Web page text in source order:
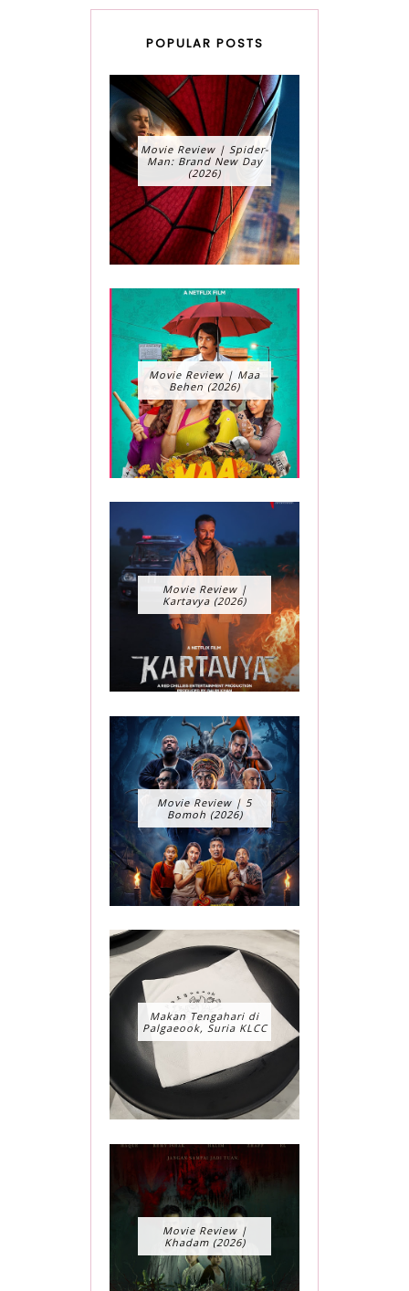
POPULAR POSTS
Movie Review | Spider-
Man: Brand New Day
(2026)
Movie Review | Maa
Behen (2026)
Movie Review |
Kartavya (2026)
Movie Review | 5
Bomoh (2026)
Makan Tengahari di
Palgaeook, Suria KLCC
Movie Review |
Khadam (2026)